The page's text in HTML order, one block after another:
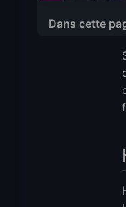
Dans cette
Plans et prix
Fonctionnalités
Fonctionnalités